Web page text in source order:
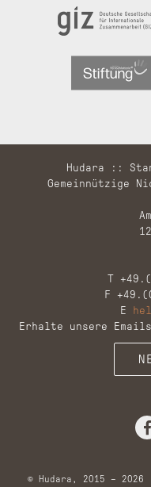
Hudara ::
Gemeinnützige
T
F
E
Erhalte unsere
© Hudara, 2015 – 2026